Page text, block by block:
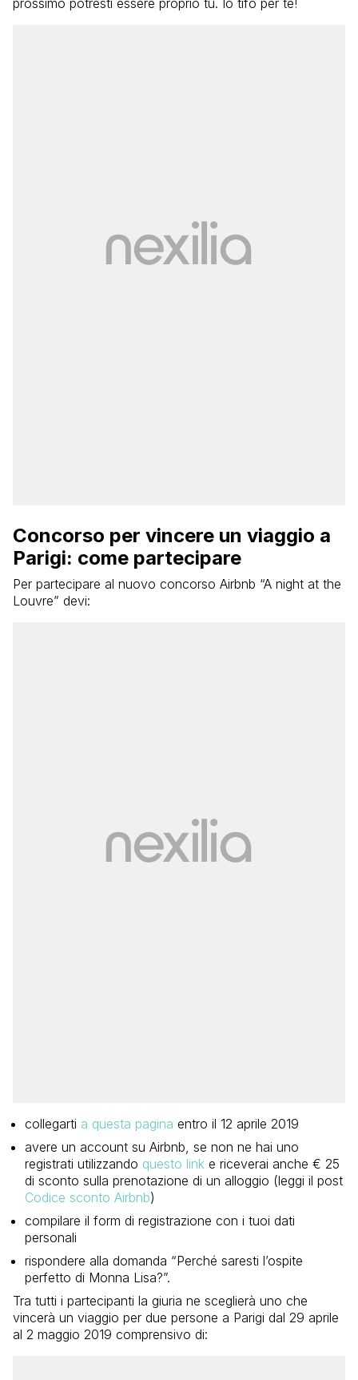
prossimo potresti essere proprio tu. Io tifo per te!
Concorso per vincere un viaggio a
Parigi: come partecipare
Per partecipare al nuovo concorso Airbnb “A night at the
Louvre” devi:
collegarti a questa pagina entro il 12 aprile 2019
avere un account su Airbnb, se non ne hai uno
registrati utilizzando questo link e riceverai anche € 25
di sconto sulla prenotazione di un alloggio (leggi il post
Codice sconto Airbnb)
compilare il form di registrazione con i tuoi dati
personali
rispondere alla domanda “Perché saresti l’ospite
perfetto di Monna Lisa?”.
Tra tutti i partecipanti la giuria ne sceglierà uno che
vincerà un viaggio per due persone a Parigi dal 29 aprile
al 2 maggio 2019 comprensivo di: